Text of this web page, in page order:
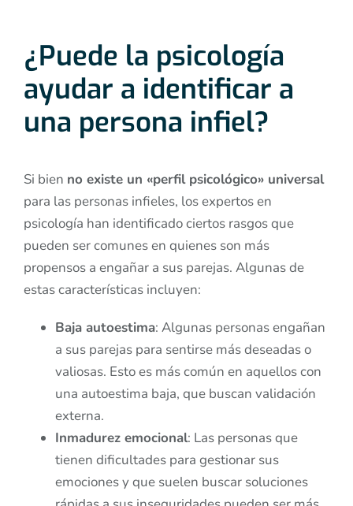
¿Puede la psicología
ayudar a identificar a
una persona infiel?
Si bien no existe un «perfil psicológico» universal
para las personas infieles, los expertos en
psicología han identificado ciertos rasgos que
pueden ser comunes en quienes son más
propensos a engañar a sus parejas. Algunas de
estas características incluyen:
Baja autoestima: Algunas personas engañan
a sus parejas para sentirse más deseadas o
valiosas. Esto es más común en aquellos con
una autoestima baja, que buscan validación
externa.
Inmadurez emocional: Las personas que
tienen dificultades para gestionar sus
emociones y que suelen buscar soluciones